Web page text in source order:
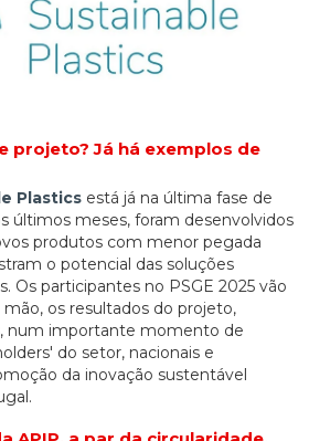
projeto? Já há exemplos de
Plastics está já na última fase de
últimos meses, foram desenvolvidos
produtos com menor pegada
o potencial das soluções
Os participantes no PSGE 2025 vão
os resultados do projeto,
num importante momento de
do setor, nacionais e
da inovação sustentável